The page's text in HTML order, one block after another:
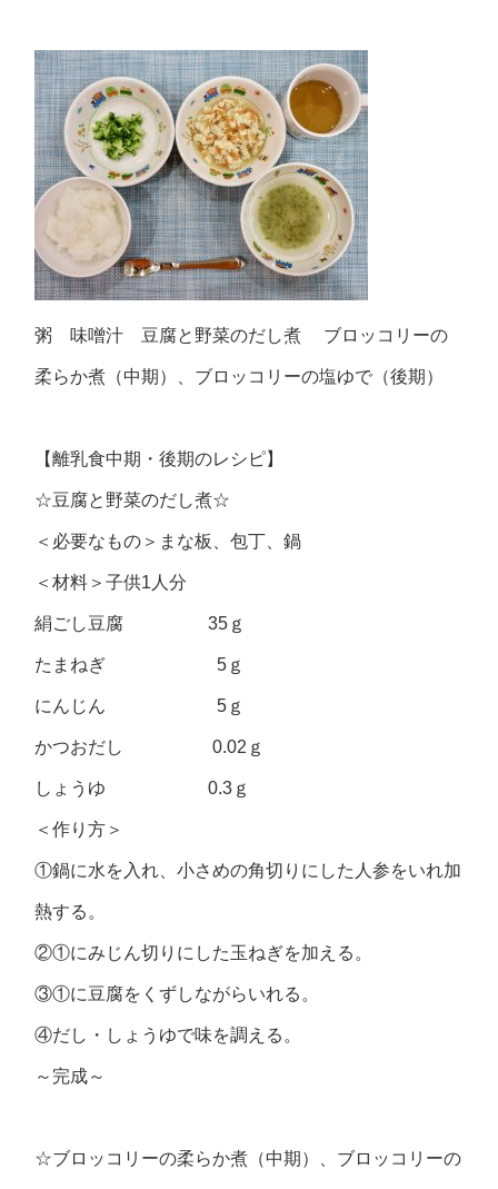
粥 味噌汁 豆腐と野菜のだし煮 ブロッコリーの
柔らか煮（中期）、ブロッコリーの塩ゆで（後期）
【離乳食中期・後期のレシピ】
☆豆腐と野菜のだし煮☆
＜必要なもの＞まな板、包丁、鍋
＜材料＞子供1人分
絹ごし豆腐 35ｇ
たまねぎ 5ｇ
にんじん 5ｇ
かつおだし 0.02ｇ
しょうゆ 0.3ｇ
＜作り方＞
①鍋に水を入れ、小さめの角切りにした人参をいれ加
熱する。
②①にみじん切りにした玉ねぎを加える。
③①に豆腐をくずしながらいれる。
④だし・しょうゆで味を調える。
～完成～
☆ブロッコリーの柔らか煮（中期）、ブロッコリーの